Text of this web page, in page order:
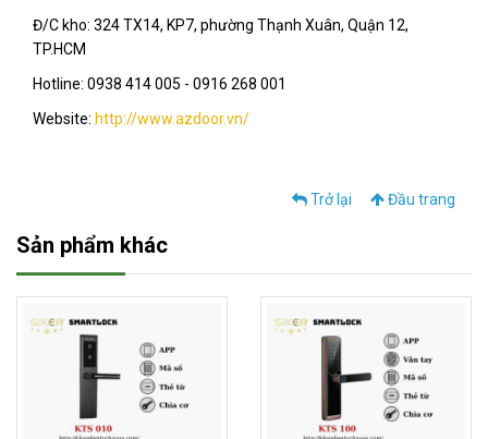
Đ/C kho: 324 TX14, KP7, phường Thạnh Xuân, Quận 12,
TP.HCM
Hotline: 0938 414 005 - 0916 268 001
Website: http://www.azdoor.vn/
Trở lại Đầu trang
Sản phẩm khác